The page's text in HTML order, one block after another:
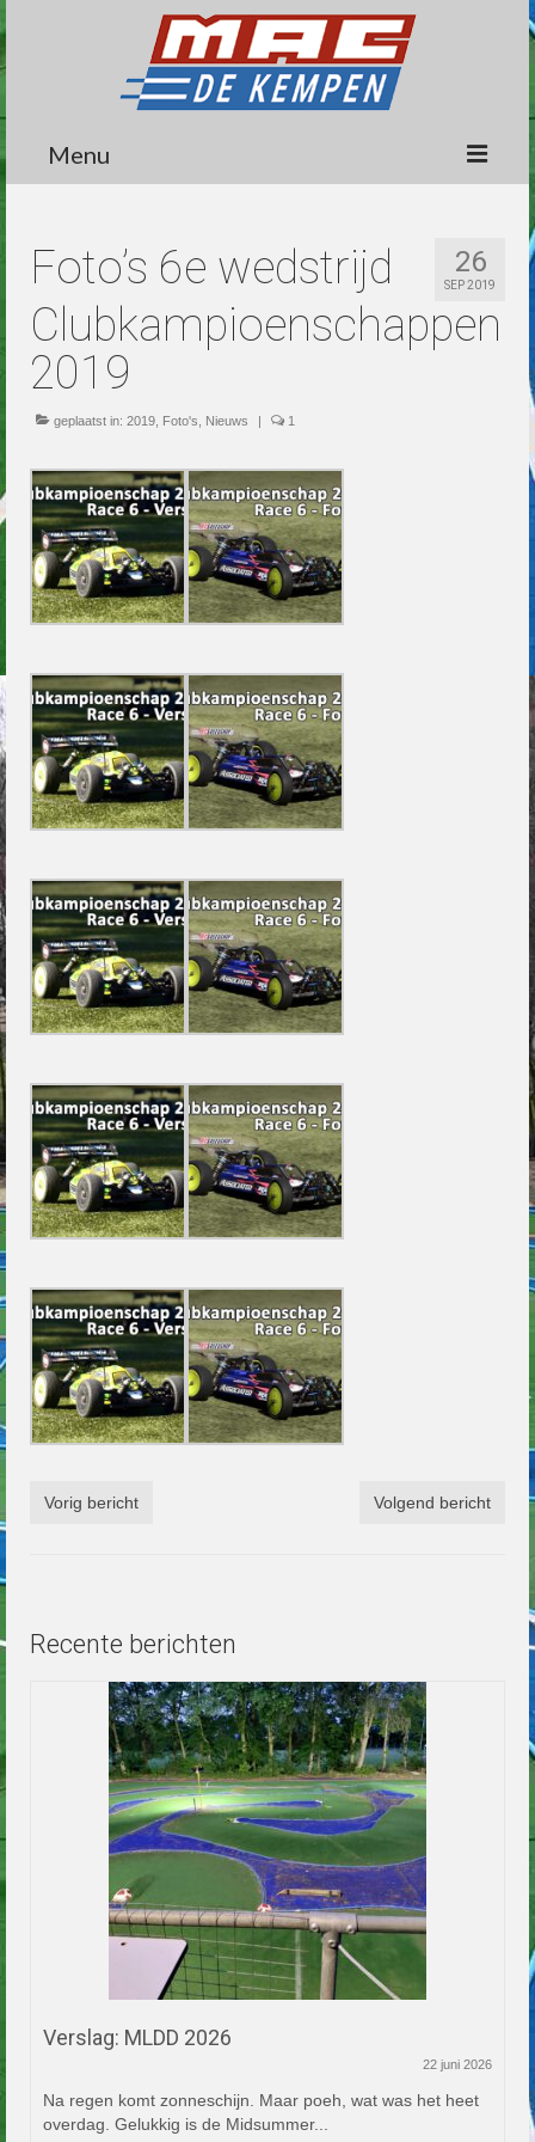
Menu
Nieuws
Lidmaatschap
Wedstrijden
Media
Informatie
Contact
26
SEP 2019
Foto’s 6e wedstrijd
Clubkampioenschappen
2019
geplaatst in: 2019 Foto's Nieuws | 1
Vorig bericht Volgend bericht
Recente berichten
Verslag: MLDD 2026
22 juni 2026
Na regen komt zonneschijn. Maar poeh, wat was het heet
overdag. Gelukkig is de Midsummer...